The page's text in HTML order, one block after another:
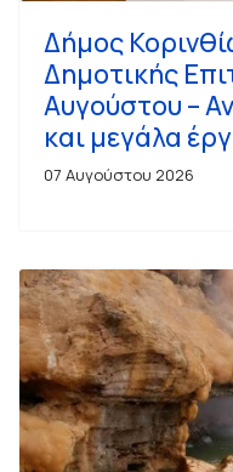
Δήμος
Δημοτικής
Αυγούστου –
και μεγάλα
07 Αυγούστου 2026